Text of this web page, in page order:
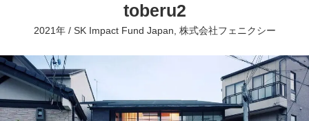
コラム
toberu2
2021年 / SK Impact Fund Japan, 株式会社フェニクシー